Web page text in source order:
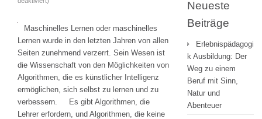
Evolution
maschinellen
Lernens
Maschinelles Lernen oder maschinelles
Lernen wurde in den letzten Jahren von allen
Seiten zunehmend verzerrt. Sein Wesen ist
die Wissenschaft von den Möglichkeiten von
Algorithmen, die es künstlicher Intelligenz
ermöglichen, sich selbst zu lernen und zu
verbessern. Es gibt Algorithmen, die
Lehrer erfordern, und Algorithmen, die keine
Neueste
Beiträge
Erlebnispädagogi
k Ausbildung: Der
Weg zu einem
Beruf mit Sinn,
Natur und
Abenteuer